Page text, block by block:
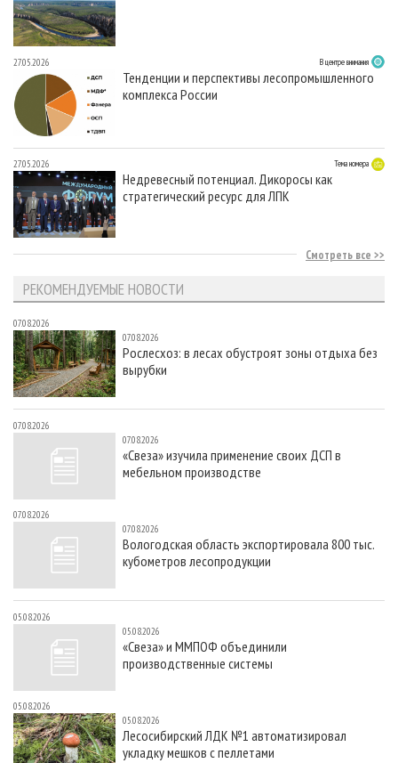
27.05.2026 В центре внимания
Тенденции и перспективы лесопромышленного
комплекса России
27.05.2026 Тема номера
Недревесный потенциал. Дикоросы как
стратегический ресурс для ЛПК
Смотреть все
РЕКОМЕНДУЕМЫЕ НОВОСТИ
07.08.2026
07.08.2026
Рослесхоз: в лесах обустроят зоны отдыха без
вырубки
07.08.2026
07.08.2026
«Свеза» изучила применение своих ДСП в
мебельном производстве
07.08.2026
07.08.2026
Вологодская область экспортировала 800 тыс.
кубометров лесопродукции
05.08.2026
05.08.2026
«Свеза» и ММПОФ объединили
производственные системы
05.08.2026
05.08.2026
Лесосибирский ЛДК №1 автоматизировал
укладку мешков с пеллетами